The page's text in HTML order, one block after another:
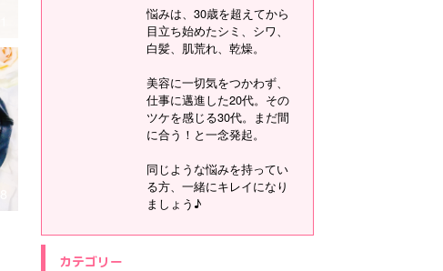
悩みは、30歳を超えてから
目立ち始めたシミ、シワ、
白髪、肌荒れ、乾燥。
美容に一切気をつかわず、
仕事に邁進した20代。その
ツケを感じる30代。まだ間
に合う！と一念発起。
同じような悩みを持ってい
る方、一緒にキレイになり
ましょう♪
カテゴリー